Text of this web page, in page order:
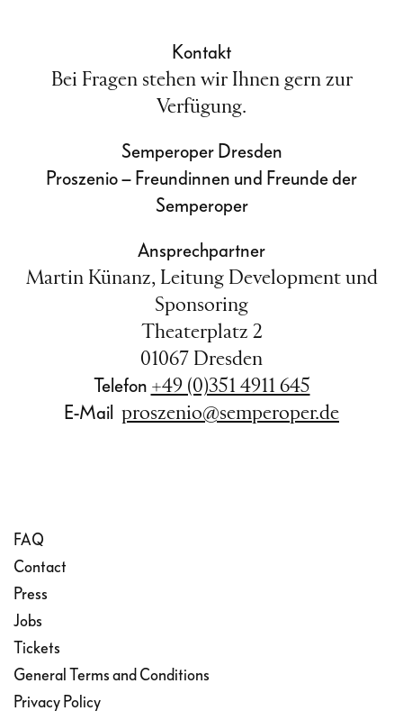
Kontakt
Bei Fragen stehen wir Ihnen gern zur
Verfügung.
Semperoper Dresden
Proszenio – Freundinnen und Freunde der
Semperoper
Ansprechpartner
Martin Künanz, Leitung Development und
Sponsoring
Theaterplatz 2
01067 Dresden
Telefon +49 (0)351 4911 645
E-Mail proszenio@semperoper.de
FAQ
Contact
Press
Jobs
Tickets
General Terms and Conditions
Privacy Policy